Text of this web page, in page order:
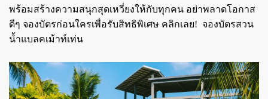
พร้อมสร้างความสนุกสุดเหวี่ยงให้กับทุกคน อย่าพลาดโอกาส
ดีๆ จองบัตรก่อนใครเพื่อรับสิทธิพิเศษ คลิกเลย! จองบัตรสวน
น้ำแบลคเม้าท์เท่น